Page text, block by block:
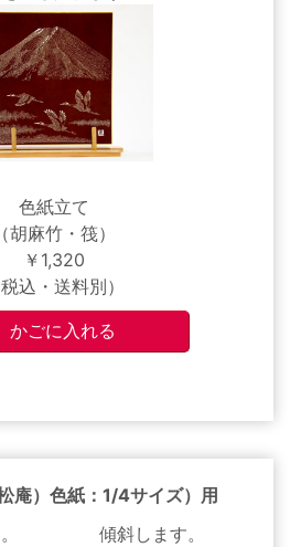
色紙立て
（胡麻竹・筏）
￥1,320
税込・送料別）
庵）色紙：1/4サイズ）用
傾斜します。